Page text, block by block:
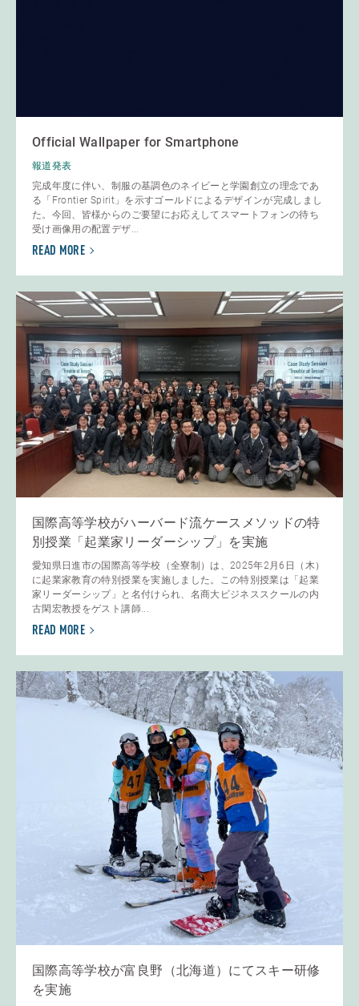
Official Wallpaper for Smartphone
報道発表
完成年度に伴い、制服の基調色のネイビーと学園創立の理念であ
る「Frontier Spirit」を示すゴールドによるデザインが完成しまし
た。今回、皆様からのご要望にお応えしてスマートフォンの待ち
受け画像用の配置デザ...
READ MORE
国際高等学校がハーバード流ケースメソッドの特
別授業「起業家リーダーシップ」を実施
愛知県日進市の国際高等学校（全寮制）は、2025年2月6日（木）
に起業家教育の特別授業を実施しました。この特別授業は「起業
家リーダーシップ」と名付けられ、名商大ビジネススクールの内
古閑宏教授をゲスト講師...
READ MORE
国際高等学校が富良野（北海道）にてスキー研修
を実施